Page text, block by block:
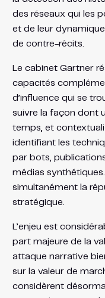
des réseaux qui les
et de leur
de contre-récits.
Le cabinet Gartner
capacités
d’influence qui se
suivre la façon dont
temps, et
identifiant les
par bots,
médias
simultanément la
stratégique.
L’enjeu est
part majeure de la
attaque narrative
sur la valeur de
considèrent